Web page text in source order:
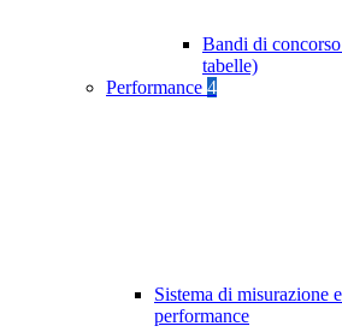
Bandi di
tabelle)
Performance 4
Sistema di misurazione
performance